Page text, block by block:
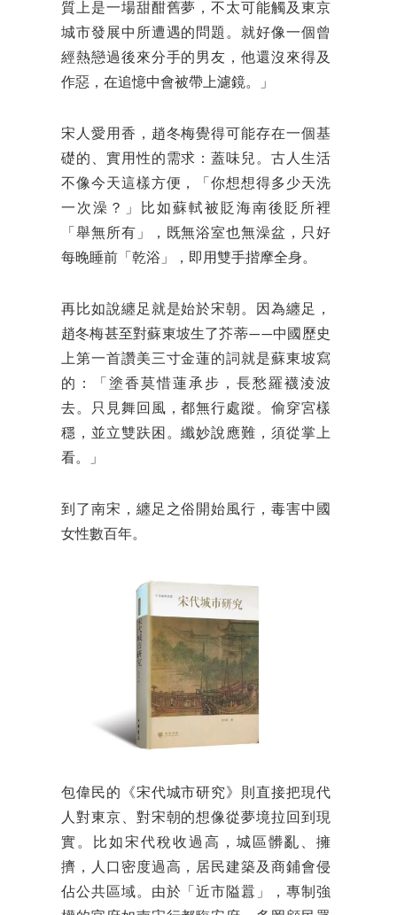
質上是一場甜酣舊夢，不太可能觸及東京
城市發展中所遭遇的問題。就好像一個曾
經熱戀過後來分手的男友，他還沒來得及
作惡，在追憶中會被帶上濾鏡。」
宋人愛用香，趙冬梅覺得可能存在一個基
礎的、實用性的需求：蓋味兒。古人生活
不像今天這樣方便，「你想想得多少天洗
一次澡？」比如蘇軾被貶海南後貶所裡
「舉無所有」，既無浴室也無澡盆，只好
每晚睡前「乾浴」，即用雙手揩摩全身。
再比如說纏足就是始於宋朝。因為纏足，
趙冬梅甚至對蘇東坡生了芥蒂——中國歷史
上第一首讚美三寸金蓮的詞就是蘇東坡寫
的：「塗香莫惜蓮承步，長愁羅襪淩波
去。只見舞回風，都無行處蹤。偷穿宮樣
穩，並立雙趺困。纖妙說應難，須從掌上
看。」
到了南宋，纏足之俗開始風行，毒害中國
女性數百年。
包偉民的《宋代城市研究》則直接把現代
人對東京、對宋朝的想像從夢境拉回到現
實。比如宋代稅收過高，城區髒亂、擁
擠，人口密度過高，居民建築及商鋪會侵
佔公共區域。由於「近市隘囂」，專制強